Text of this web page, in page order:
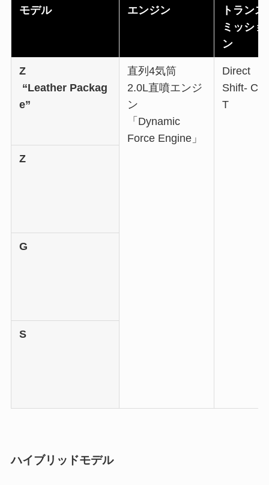
モデル エンジン
トランス
ミッショ
ン
Z
“Leather Packag
e”
直列4気筒
2.0L直噴エンジ
ン
「Dynamic
Force Engine」
Direct
Shift- CV
T
Z
G
S
ハイブリッドモデル